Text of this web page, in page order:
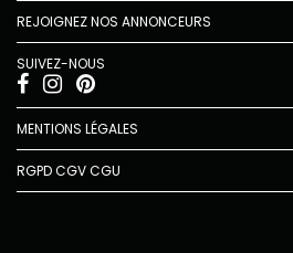
REJOIGNEZ NOS ANNONCEURS
SUIVEZ-NOUS
MENTIONS LÉGALES
RGPDCGVCGU